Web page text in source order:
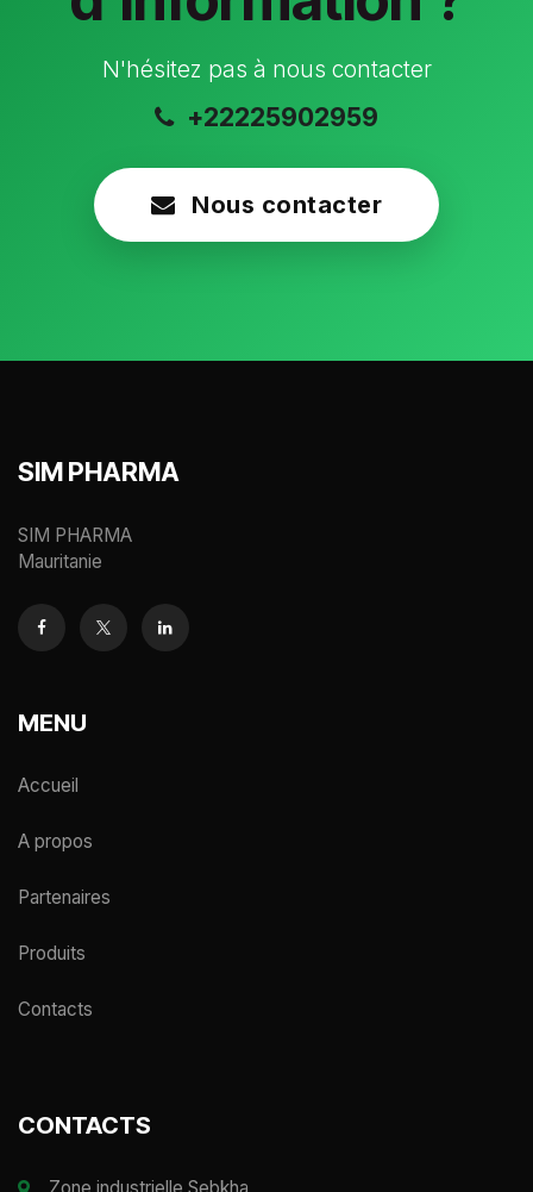
N'hésitez pas à nous contacter
+22225902959
Nous contacter
SIM PHARMA
SIM PHARMA
Mauritanie
MENU
Accueil
A propos
Partenaires
Produits
Contacts
CONTACTS